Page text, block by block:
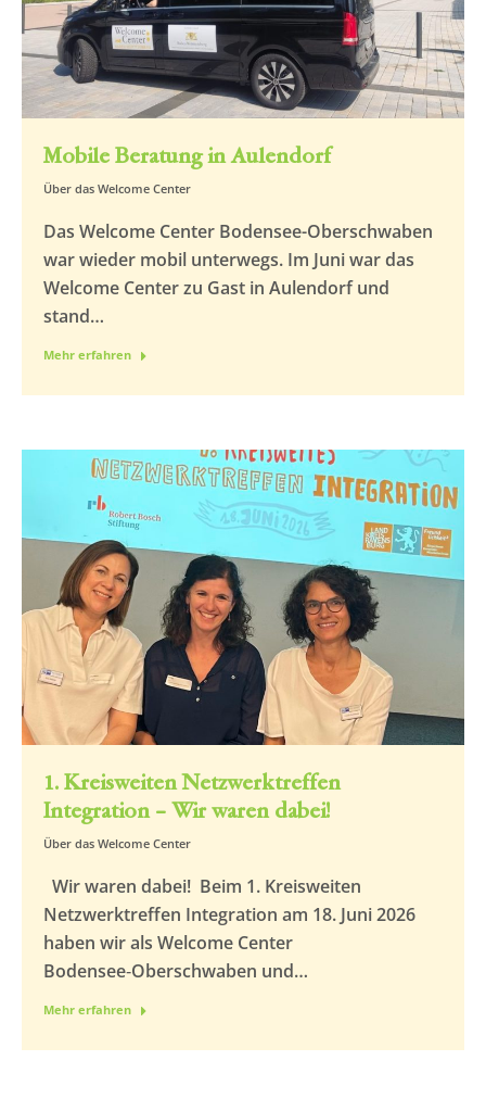
Mobile Beratung in Aulendorf
Über das Welcome Center
Das Welcome Center Bodensee-Oberschwaben
war wieder mobil unterwegs. Im Juni war das
Welcome Center zu Gast in Aulendorf und
stand…
Mehr erfahren
1. Kreisweiten Netzwerktreffen
Integration – Wir waren dabei!
Über das Welcome Center
Wir waren dabei! Beim 1. Kreisweiten
Netzwerktreffen Integration am 18. Juni 2026
haben wir als Welcome Center
Bodensee‑Oberschwaben und…
Mehr erfahren